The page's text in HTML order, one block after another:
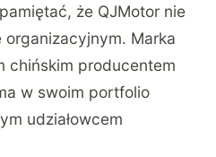
że QJMotor nie
Marka
chińskim producentem
w swoim portfolio
udziałowcem